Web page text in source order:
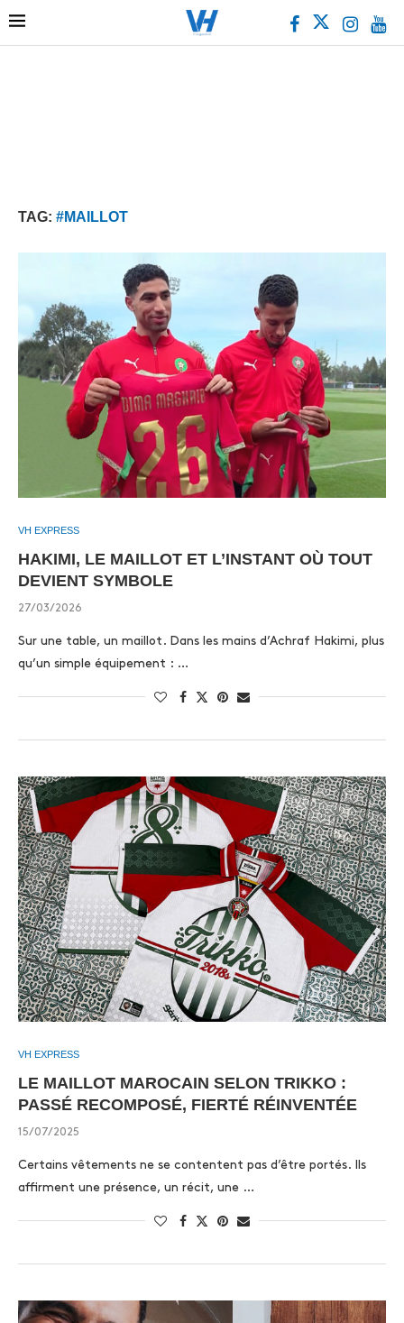
TAG: #MAILLOT
VH EXPRESS
HAKIMI, LE MAILLOT ET L’INSTANT OÙ TOUT
DEVIENT SYMBOLE
27/03/2026
Sur une table, un maillot. Dans les mains d’Achraf Hakimi, plus
qu’un simple équipement : …
VH EXPRESS
LE MAILLOT MAROCAIN SELON TRIKKO :
PASSÉ RECOMPOSÉ, FIERTÉ RÉINVENTÉE
15/07/2025
Certains vêtements ne se contentent pas d’être portés. Ils
affirment une présence, un récit, une …